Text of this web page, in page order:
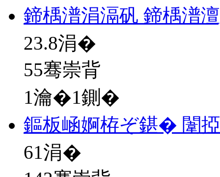
鍗楀潽涓滆矾 鍗楀潽
23.8涓�
55骞崇背
1瀹�1鍘�
鏂板崡婀栫ぞ鍖� 闈
61涓�